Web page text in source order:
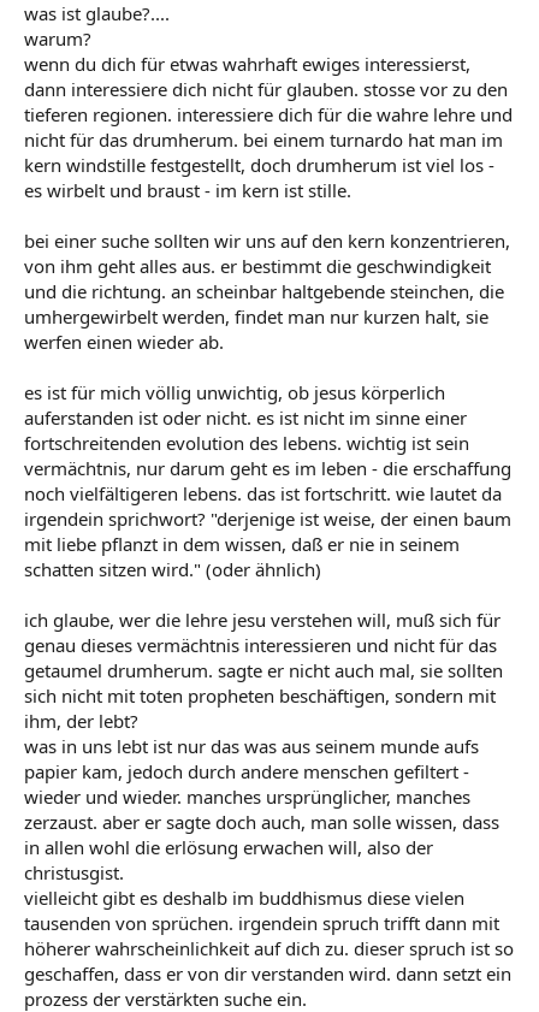
was ist glaube?....
warum?
wenn du dich für etwas wahrhaft ewiges interessierst,
dann interessiere dich nicht für glauben. stosse vor zu den
tieferen regionen. interessiere dich für die wahre lehre und
nicht für das drumherum. bei einem turnardo hat man im
kern windstille festgestellt, doch drumherum ist viel los -
es wirbelt und braust - im kern ist stille.
bei einer suche sollten wir uns auf den kern konzentrieren,
von ihm geht alles aus. er bestimmt die geschwindigkeit
und die richtung. an scheinbar haltgebende steinchen, die
umhergewirbelt werden, findet man nur kurzen halt, sie
werfen einen wieder ab.
es ist für mich völlig unwichtig, ob jesus körperlich
auferstanden ist oder nicht. es ist nicht im sinne einer
fortschreitenden evolution des lebens. wichtig ist sein
vermächtnis, nur darum geht es im leben - die erschaffung
noch vielfältigeren lebens. das ist fortschritt. wie lautet da
irgendein sprichwort? "derjenige ist weise, der einen baum
mit liebe pflanzt in dem wissen, daß er nie in seinem
schatten sitzen wird." (oder ähnlich)
ich glaube, wer die lehre jesu verstehen will, muß sich für
genau dieses vermächtnis interessieren und nicht für das
getaumel drumherum. sagte er nicht auch mal, sie sollten
sich nicht mit toten propheten beschäftigen, sondern mit
ihm, der lebt?
was in uns lebt ist nur das was aus seinem munde aufs
papier kam, jedoch durch andere menschen gefiltert -
wieder und wieder. manches ursprünglicher, manches
zerzaust. aber er sagte doch auch, man solle wissen, dass
in allen wohl die erlösung erwachen will, also der
christusgist.
vielleicht gibt es deshalb im buddhismus diese vielen
tausenden von sprüchen. irgendein spruch trifft dann mit
höherer wahrscheinlichkeit auf dich zu. dieser spruch ist so
geschaffen, dass er von dir verstanden wird. dann setzt ein
prozess der verstärkten suche ein.